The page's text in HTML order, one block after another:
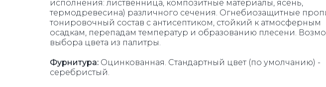
исполнения: лиственница, композитные материалы, ясень,
термодревесина) различного сечения. Огнебиозащитные
тонировочный состав с антисептиком, стойкий к атмосферным
осадкам, перепадам температур и образованию плесени.
выбора цвета из палитры.
Фурнитура: Оцинкованная. Стандартный цвет (по умолчанию) -
серебристый.